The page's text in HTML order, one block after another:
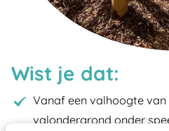
Wist je dat:
Vanaf een valhoogte van
valondergrond onder